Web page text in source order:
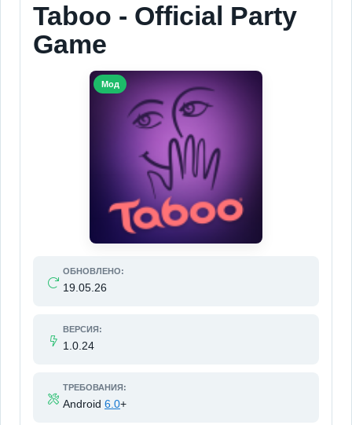
Taboo - Official Party
Game
ОБНОВЛЕНО:
19.05.26
ВЕРСИЯ:
1.0.24
ТРЕБОВАНИЯ:
Android 6.0+
Мод